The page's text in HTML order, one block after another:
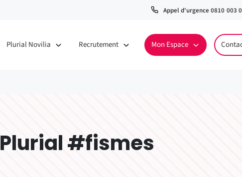
Appel d'urgence 0810 003
Plurial Novilia Recrutement Mon Espace
Plurial #fismes